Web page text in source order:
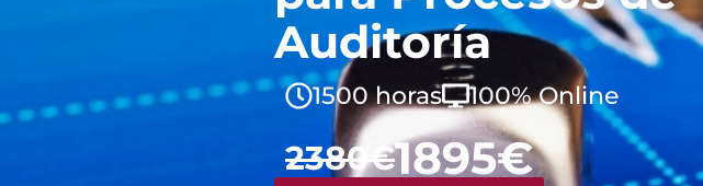
Auditoría
1500 horas 100% Online
2380€1895€